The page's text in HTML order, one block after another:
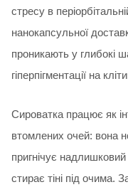
стресу в
нанокапсульної
проникають у глибокі
гіперпігментації на
Сироватка працює як
втомлених очей: вона
пригнічує
стирає тіні під очима.